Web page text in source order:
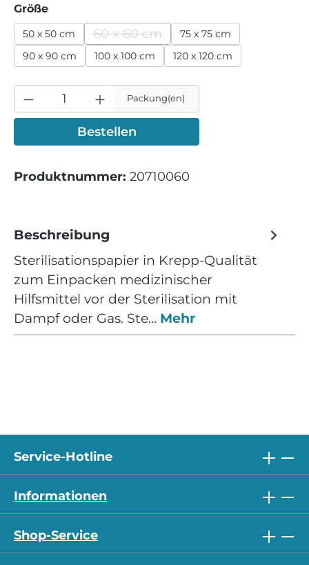
Größeauswählen
50 x 50 cm 60 x 60 cm
(Diese Option ist zurzeit nicht
75 x 75 cm
90 x 90 cm
100 x 100 cm 120 x 120 cm
Packung(en)
Bestellen
Produktnummer: 20710060
Beschreibung
Sterilisationspapier in Krepp-Qualität
zum Einpacken medizinischer
Hilfsmittel vor der Sterilisation mit
Dampf oder Gas. Ste… Mehr
Service-Hotline
Informationen
Shop-Service